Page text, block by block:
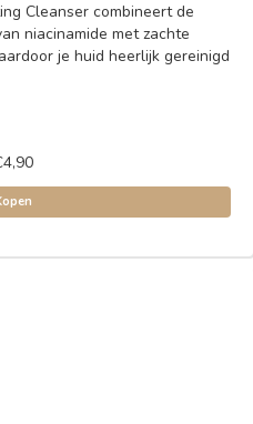
Cleanser combineert de
niacinamide met zachte
je huid heerlijk gereinigd